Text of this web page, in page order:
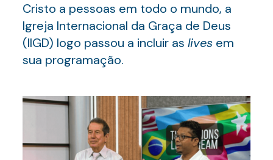
Cristo a pessoas em todo o mundo, a
Igreja Internacional da Graça de Deus
(IIGD) logo passou a incluir as livesem
sua programação.